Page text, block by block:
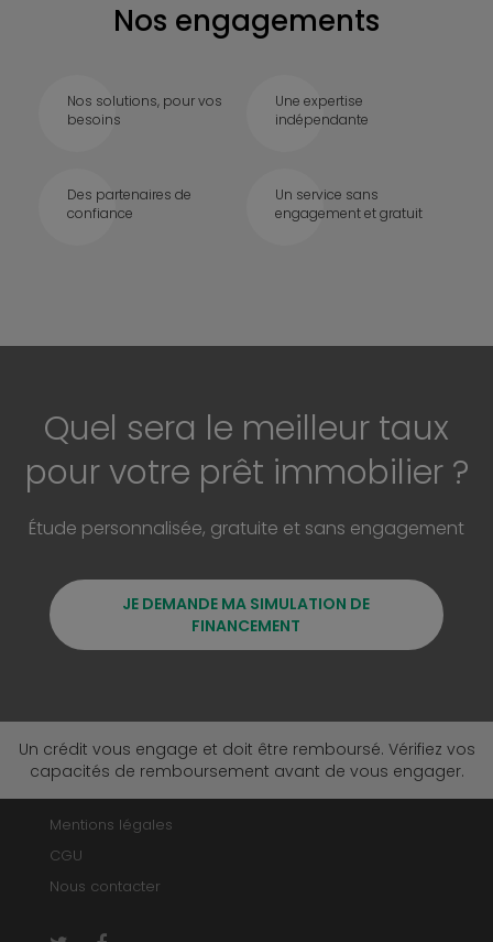
Nos engagements
Nos solutions, pour vos
besoins
Une expertise
indépendante
Des partenaires de
confiance
Un service sans
engagement et gratuit
Quel sera le meilleur taux
pour votre prêt immobilier ?
Étude personnalisée, gratuite et sans engagement
JE DEMANDE MA SIMULATION DE
FINANCEMENT
Un crédit vous engage et doit être remboursé. Vérifiez vos
capacités de remboursement avant de vous engager.
Mentions légales
CGU
Nous contacter